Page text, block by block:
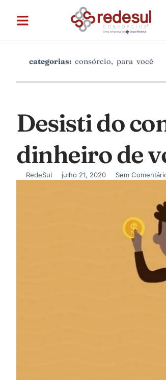
categorias: consórcio, para você
Desisti do
dinheiro de
RedeSul julho 21, 2020 Sem